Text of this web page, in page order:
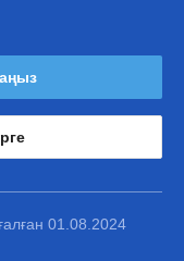
01.08.2024